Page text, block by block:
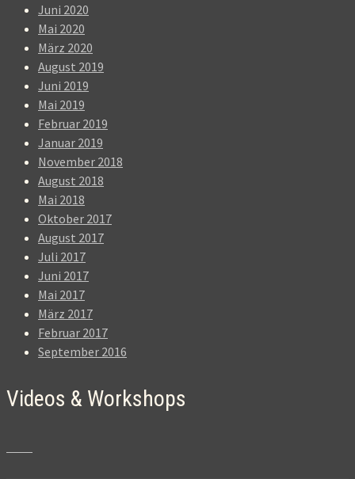
Juni 2020
Mai 2020
März 2020
August 2019
Juni 2019
Mai 2019
Februar 2019
Januar 2019
November 2018
August 2018
Mai 2018
Oktober 2017
August 2017
Juli 2017
Juni 2017
Mai 2017
März 2017
Februar 2017
September 2016
Videos & Workshops